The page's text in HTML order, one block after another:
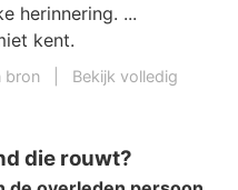
herinnering. ...
kent.
bron
Bekijk volledig
die rouwt?